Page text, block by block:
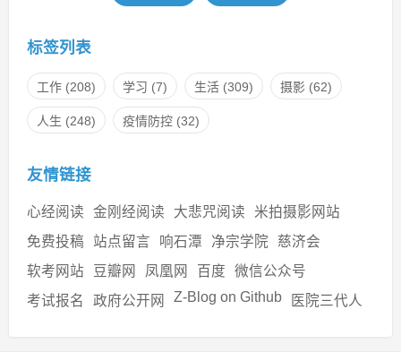
标签列表
工作(208) 学习 (7) 生活(309) 摄影(62)
人生 (248) 疫情防控(32)
友情链接
心经阅读 金刚经阅读 大悲咒阅读
米拍摄影网站
免费投稿
站点留言 响石潭 净宗学院
慈济会
软考网站
豆瓣网 凤凰网 百度
微信公众号
考试报名
政府公开网 Z-Blog on Github 医院三代人